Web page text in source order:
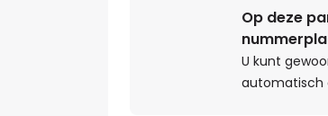
Op deze
U kunt
automatisch